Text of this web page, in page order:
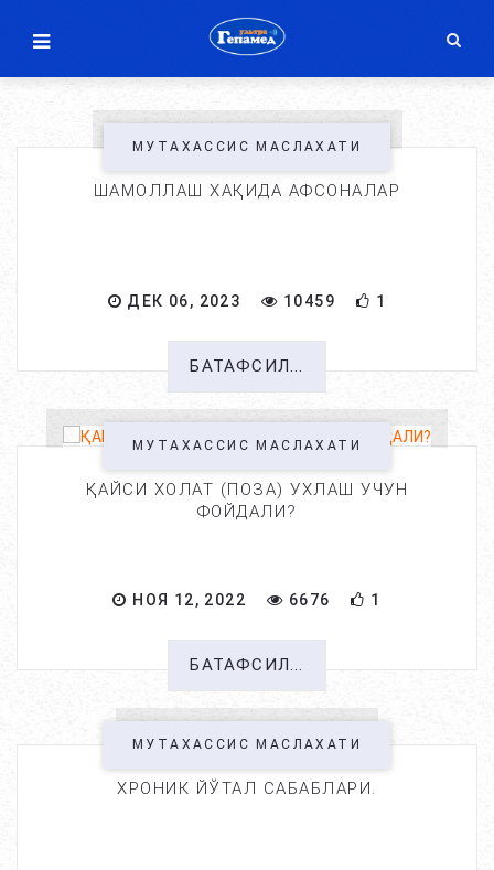
МУТАХАССИС МАСЛАХАТИ
ШАМОЛЛАШ ХАҚИДА АФСОНАЛАР
ДЕК 06, 2023 10459 1
БАТАФСИЛ...
МУТАХАССИС МАСЛАХАТИ
ҚАЙСИ ХОЛАТ (ПОЗА) УХЛАШ УЧУН
ФОЙДАЛИ?
НОЯ 12, 2022 6676 1
БАТАФСИЛ...
МУТАХАССИС МАСЛАХАТИ
ХРОНИК ЙЎТАЛ САБАБЛАРИ.